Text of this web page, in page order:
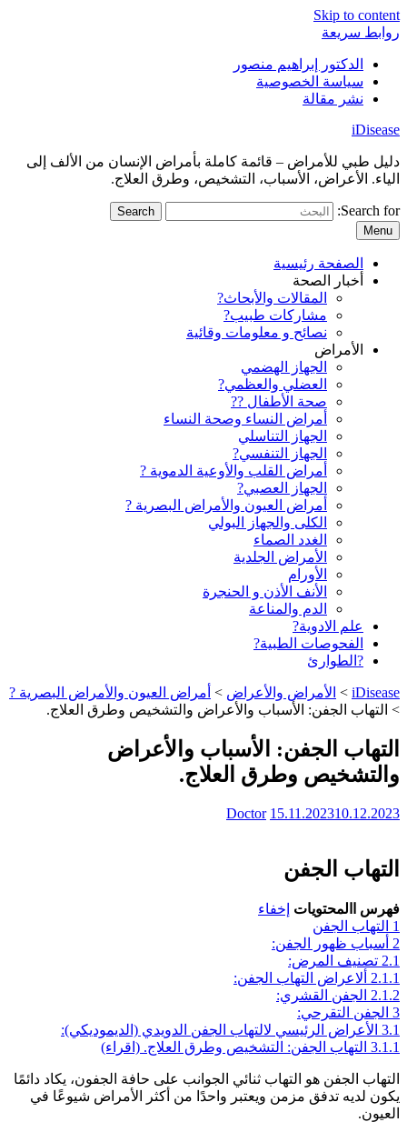
Skip to content
روابط سريعة
الدكتور إبراهيم منصور
سياسة الخصوصية
نشر مقالة
iDisease
دليل طبي للأمراض – قائمة كاملة بأمراض الإنسان من الألف إلى
الياء. الأعراض، الأسباب، التشخيص، وطرق العلاج.
Search for:
Menu
الصفحة رئيسية
أخبار الصحة
المقالات والأبحاث?
مشاركات طبيب?
نصائح و معلومات وقائية
الأمراض
الجهاز الهضمي
العضلي والعظمي?
صحة الأطفال ??
أمراض النساء وصحة النساء
الجهاز التناسلي
الجهاز التنفسي?
أمراض القلب والأوعية الدموية ?
الجهاز العصبي?
أمراض العيون والأمراض البصرية ?️
الكلى والجهاز البولي
الغدد الصماء
الأمراض الجلدية
الأورام
الأنف الأذن و الحنجرة
الدم والمناعة
علم الادوية?
الفحوصات الطبية?
?الطوارئ
iDisease
> الأمراض والأعراض > أمراض العيون والأمراض البصرية ?️
> التهاب الجفن: الأسباب والأعراض والتشخيص وطرق العلاج.
التهاب الجفن: الأسباب والأعراض
والتشخيص وطرق العلاج.
15.11.202310.12.2023
Doctor
التهاب الجفن
فهرس االمحتويات إخفاء
1 التهاب الجفن
2 أسباب ظهور الجفن:
2.1 تصنيف المرض:
2.1.1 ألاعراض التهاب الجفن:
2.1.2 الجفن القشري:
3 الجفن التقرحي:
3.1 الأعراض الرئيسي لالتهاب الجفن الدويدي (الديموديكي):
3.1.1 التهاب الجفن: التشخيص وطرق العلاج. (اقراء)
التهاب الجفن هو التهاب ثنائي الجوانب على حافة الجفون، يكاد دائمًا
يكون لديه تدفق مزمن ويعتبر واحدًا من أكثر الأمراض شيوعًا في
العيون.